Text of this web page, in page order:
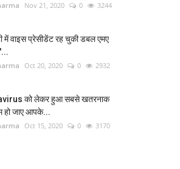
Nov 21, 2020 0 3244
में वाइस प्रेसीडेंट रह चुकी डबल एमए
Oct 20, 2020 0 2932
को लेकर हुआ सबसे खतरनाक
हो जाए आपके...
Oct 15, 2020 0 3170